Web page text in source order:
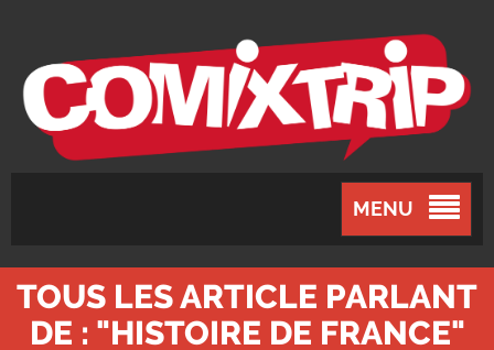
MENU
TOUS LES ARTICLE PARLANT
DE : "HISTOIRE DE FRANCE"